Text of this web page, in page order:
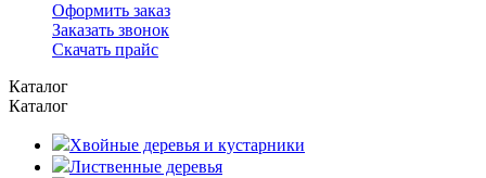
Оформить заказ
Заказать звонок
Скачать прайс
Каталог
Каталог
Хвойные деревья и кустарники
Лиственные деревья